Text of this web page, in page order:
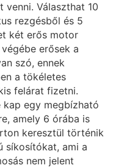
Választhat 10
rezgésből és 5
két erős motor
erősek a
szó, ennek
a tökéletes
felárat fizetni.
kap egy megbízható
amely 6 órába is
keresztül történik
síkosítókat, ami a
nem jelent